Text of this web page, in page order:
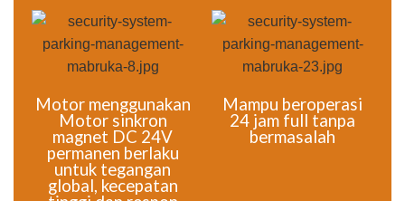
Motor menggunakan
Motor sinkron
magnet DC 24V
permanen berlaku
untuk tegangan
global, kecepatan
Mampu beroperasi
24 jam full tanpa
bermasalah